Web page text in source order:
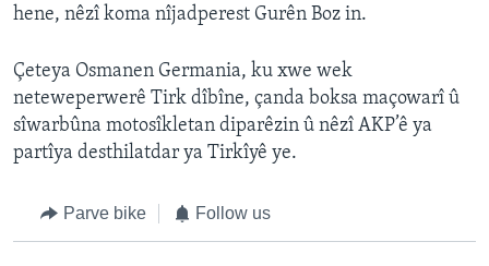
hene, nêzî koma nîjadperest Gurên Boz in.
Çeteya Osmanen Germania, ku xwe wek
neteweperwerê Tirk dîbîne, çanda boksa maçowarî û
sîwarbûna motosîkletan diparêzin û nêzî AKP’ê ya
partîya desthilatdar ya Tirkîyê ye.
Parve bike Follow us